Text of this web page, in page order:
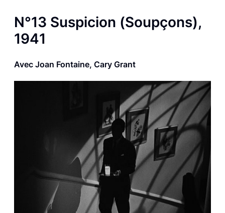
N°13 Suspicion (Soupçons),
1941
Avec Joan Fontaine, Cary Grant